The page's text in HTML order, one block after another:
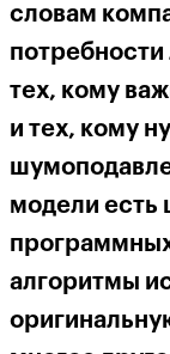
словам
потребности
тех, кому
и тех, кому
модели есть
алгоритмы